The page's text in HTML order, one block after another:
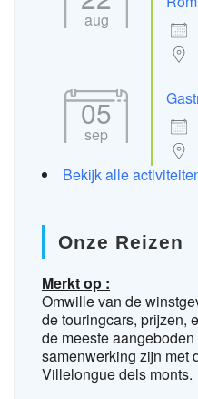
aug
05
sep
Bekijk alle
Onze Reizen
Merkt op :
Omwille van de
de touringcars, prijzen,
de meeste
samenwerking zijn met
Villelongue dels monts.